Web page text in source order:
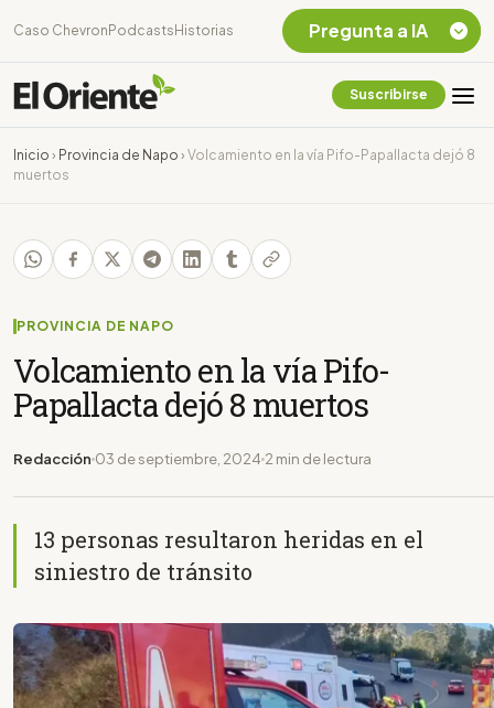
Caso Chevron Podcasts Historias
Suscribirse
Inicio › Provincia de Napo › Volcamiento en la vía Pifo-Papallacta dejó 8
muertos
PROVINCIA DE NAPO
Volcamiento en la vía Pifo-
Papallacta dejó 8 muertos
Redacción 03 de septiembre, 2024 2 min de lectura
13 personas resultaron heridas en el
siniestro de tránsito
Pregunta a IA
Chevron Ecuador